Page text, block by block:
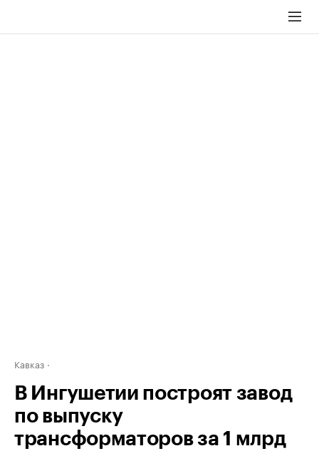
Кавказ
В Ингушетии построят завод
по выпуску
трансформаторов за 1 млрд